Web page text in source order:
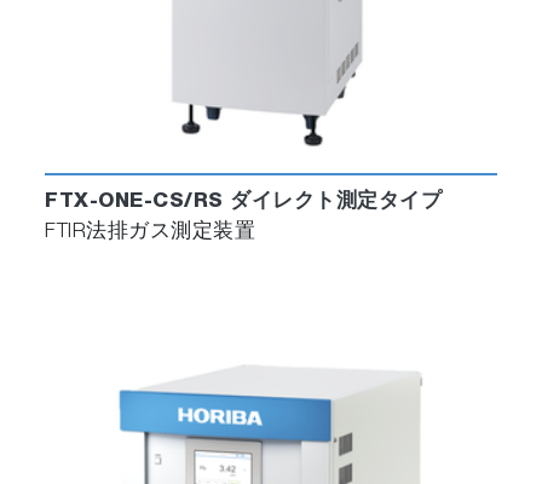
FTX-ONE-CS/RS ダイレクト測定タイプ
FTIR法排ガス測定装置